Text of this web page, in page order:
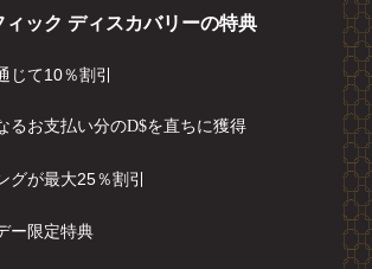
ィック ディスカバリーの特典
じて10％割引
るお支払い分のD$を直ちに獲得
グが最大25％割引
ー限定特典